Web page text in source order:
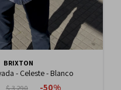
BRIXTON
- Celeste - Blanco
$3.290 50